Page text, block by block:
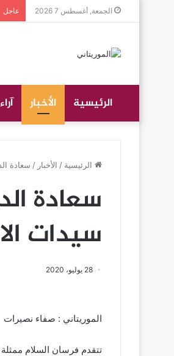
الجمعة, أغسطس 7 2026 عاجل
الرئيسية الأخبار آراء
الرئيسية / الأخبار / سعادة
سعادة
سيدات
28 يوليو، 2020
الموريتاني : صفاء نصيرات
تتقدم فرسان السلام ممثلة